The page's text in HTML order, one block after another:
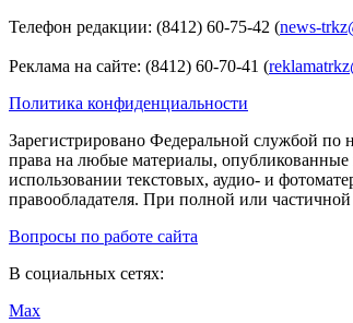
Телефон редакции: (8412) 60-75-42 (news-
Реклама на сайте: (8412) 60-70-41 (
Политика конфиденциальности
Зарегистрировано Федеральной службой
права на любые материалы,
использовании текстовых, аудио- и
правообладателя. При полной или частичной
Вопросы по работе сайта
В социальных сетях:
Max